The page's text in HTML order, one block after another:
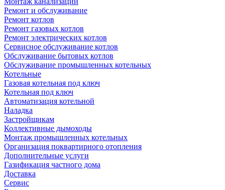
Ремонт и обслуживание
Ремонт котлов
Ремонт газовых котлов
Ремонт электрических котлов
Сервисное обслуживание котлов
Обслуживание бытовых котлов
Обслуживание промышленных котельных
Котельные
Газовая котельная под ключ
Котельная под ключ
Автоматизация котельной
Наладка
Застройщикам
Коллективные дымоходы
Монтаж промышленных котельных
Организация поквартирного отопления
Дополнительные услуги
Газификация частного дома
Доставка
Сервис